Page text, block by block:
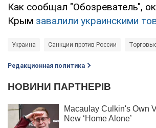
Как сообщал "Обозреватель",
Крым завалили украинскими
Украина Санкции против России
Редакционная политика